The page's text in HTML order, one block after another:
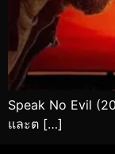
Speak No Evil
และต […]